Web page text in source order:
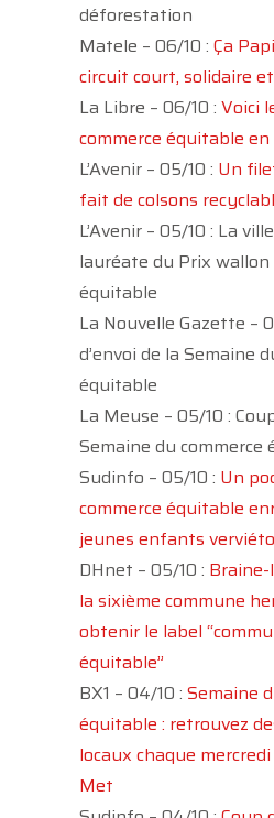
déforestation
Matele – 06/10 : Ça
circuit court, solidaire
La Libre – 06/10 : Voici
commerce équitable
L’Avenir – 05/10 : Un
fait de colsons
L’Avenir – 05/10 : La
lauréate du Prix wallon
équitable
La Nouvelle Gazette –
d’envoi de la Semaine
équitable
La Meuse – 05/10 :
Semaine du commerce
Sudinfo – 05/10 : Un
commerce équitable
jeunes enfants
DHnet – 05/10 :
la sixième commune
obtenir le label
équitable”
BX1 – 04/10 : Semaine
équitable : retrouvez
locaux chaque
Met